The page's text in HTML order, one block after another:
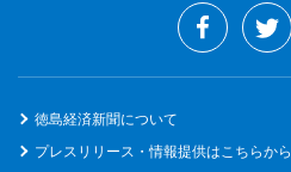
徳島経済新聞について
プレスリリース・情報提供はこちらから